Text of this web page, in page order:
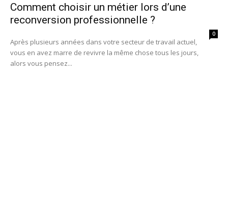
Comment choisir un métier lors d’une
reconversion professionnelle ?
0
Après plusieurs années dans votre secteur de travail actuel,
vous en avez marre de revivre la même chose tous les jours,
alors vous pensez...